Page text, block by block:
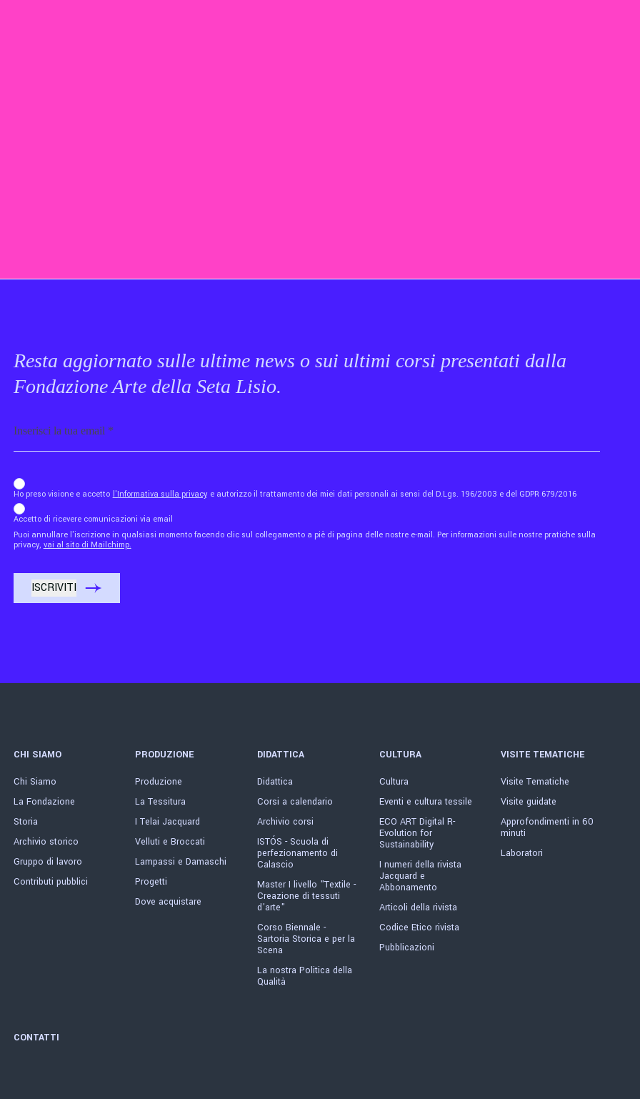
Resta aggiornato sulle ultime news o sui ultimi corsi presentati dalla
Fondazione Arte della Seta Lisio.
b_b43a7bd9734c7124b3be52921_1911023b36
Ho preso visione e accetto l'Informativa sulla privacy e autorizzo il trattamento dei miei dati personali ai sensi del D.Lgs. 196/2003 e del GDPR 679/2016
Accetto di ricevere comunicazioni via email
Puoi annullare l'iscrizione in qualsiasi momento facendo clic sul collegamento a piè di pagina delle nostre e-mail. Per informazioni sulle nostre pratiche sulla
privacy, vai al sito di Mailchimp.
CHI SIAMO
Chi Siamo
La Fondazione
Storia
Archivio storico
Gruppo di lavoro
Contributi pubblici
PRODUZIONE
Produzione
La Tessitura
I Telai Jacquard
Velluti e Broccati
Lampassi e Damaschi
Progetti
Dove acquistare
DIDATTICA
Didattica
Corsi a calendario
Archivio corsi
ISTÓS - Scuola di
perfezionamento di
Calascio
Master I livello "Textile -
Creazione di tessuti
d'arte"
Corso Biennale -
Sartoria Storica e per la
Scena
La nostra Politica della
Qualità
CULTURA
Cultura
Eventi e cultura tessile
ECO ART Digital R-
Evolution for
Sustainability
I numeri della rivista
Jacquard e
Abbonamento
Articoli della rivista
Codice Etico rivista
Pubblicazioni
VISITE TEMATICHE
Visite Tematiche
Visite guidate
Approfondimenti in 60
minuti
Laboratori
CONTATTI